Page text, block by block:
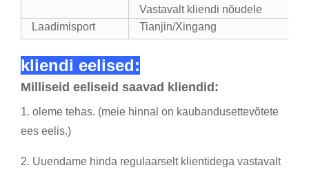
Vastavalt kliendi nõudele
Laadimisport
Tianjin/Xingang
kliendi eelised:
Milliseid eeliseid saavad kliendid:
1. oleme tehas. (meie hinnal on kaubandusettevõtete
ees eelis.)
2. Uuendame hinda regulaarselt klientidega vastavalt